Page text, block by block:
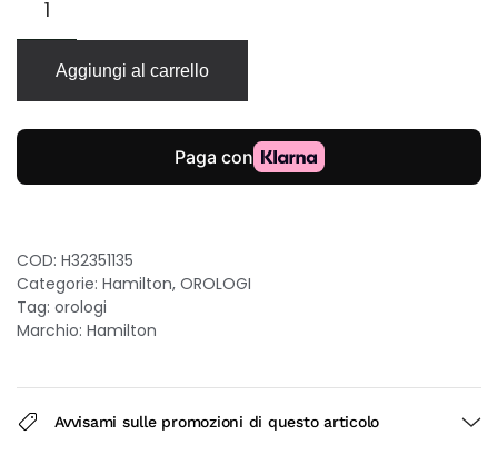
Jazzmaster
Lady
quarzo
34mm
quadrante
nero
acciaio
Aggiungi al carrello
COD: H32351135
Categorie: Hamilton, OROLOGI
Tag: orologi
Marchio: Hamilton
Avvisami sulle promozioni di questo articolo